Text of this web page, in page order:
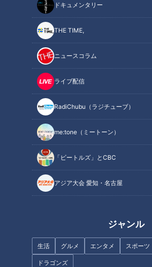
ドキュメンタリー
THE TIME,
ニュースコラム
ライブ配信
RadiChubu（ラジチューブ）
me:tone（ミートーン）
「ビートルズ」とCBC
アジア大会 愛知・名古屋
ジャンル
生活 グルメ エンタメ スポーツ
ドラゴンズ
この記事を見たあなたへのおすすめ
「正捕手なんて・・・。レギュ
ラーキャッチャーでさえまだま
だ」―井上竜の若き司令塔・石
伊雄太が自身に“不適格”の烙印
か？ドラ
内夏暉投
ー！
休日も朝帰りの夫にワンオペ妻
が悲鳴…大久保佳代子が絞り出